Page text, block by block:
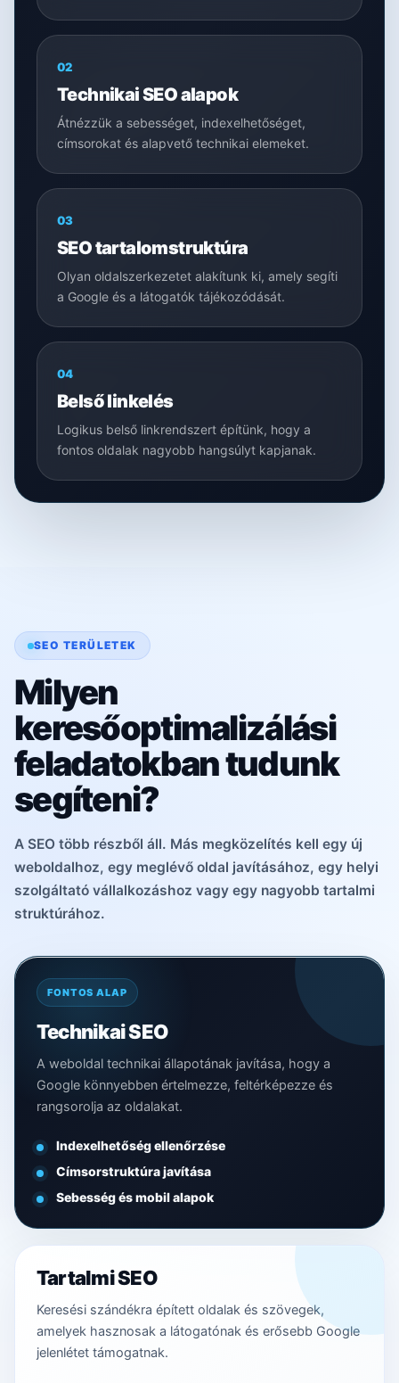
02
Technikai SEO alapok
Átnézzük a sebességet, indexelhetőséget,
címsorokat és alapvető technikai elemeket.
03
SEO tartalomstruktúra
Olyan oldalszerkezetet alakítunk ki, amely segíti
a Google és a látogatók tájékozódását.
04
Belső linkelés
Logikus belső linkrendszert építünk, hogy a
fontos oldalak nagyobb hangsúlyt kapjanak.
SEO TERÜLETEK
Milyen
keresőoptimalizálási
feladatokban tudunk
segíteni?
A SEO több részből áll. Más megközelítés kell egy új
weboldalhoz, egy meglévő oldal javításához, egy helyi
szolgáltató vállalkozáshoz vagy egy nagyobb tartalmi
struktúrához.
FONTOS ALAP
Technikai SEO
A weboldal technikai állapotának javítása, hogy a
Google könnyebben értelmezze, feltérképezze és
rangsorolja az oldalakat.
Indexelhetőség ellenőrzése
Címsorstruktúra javítása
Sebesség és mobil alapok
Tartalmi SEO
Keresési szándékra épített oldalak és szövegek,
amelyek hasznosak a látogatónak és erősebb Google
jelenlétet támogatnak.